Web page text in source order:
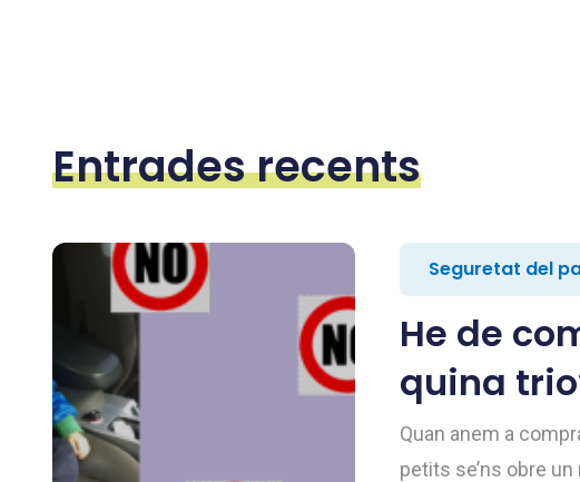
Entrades recents
Seguretat del
He de
quina
Quan anem a
petits se’ns obre un